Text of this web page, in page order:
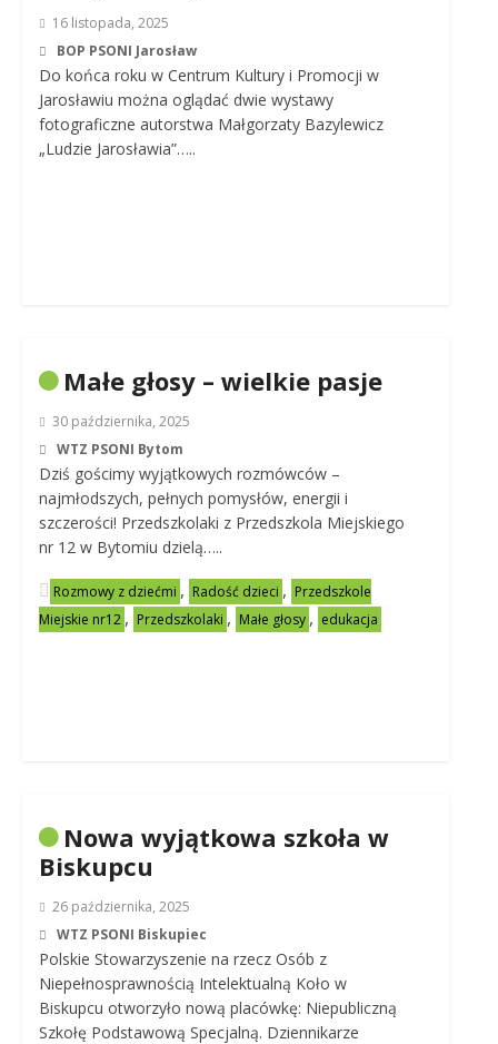
16 listopada, 2025
BOP PSONI Jarosław
Do końca roku w Centrum Kultury i Promocji w
Jarosławiu można oglądać dwie wystawy
fotograficzne autorstwa Małgorzaty Bazylewicz
„Ludzie Jarosławia”…..
Małe głosy – wielkie pasje
30 października, 2025
WTZ PSONI Bytom
Dziś gościmy wyjątkowych rozmówców –
najmłodszych, pełnych pomysłów, energii i
szczerości! Przedszkolaki z Przedszkola Miejskiego
nr 12 w Bytomiu dzielą…..
Rozmowy z dziećmi , Radość dzieci , Przedszkole
Miejskie nr12 , Przedszkolaki , Małe głosy , edukacja
Nowa wyjątkowa szkoła w
Biskupcu
26 października, 2025
WTZ PSONI Biskupiec
Polskie Stowarzyszenie na rzecz Osób z
Niepełnosprawnością Intelektualną Koło w
Biskupcu otworzyło nową placówkę: Niepubliczną
Szkołę Podstawową Specjalną. Dziennikarze